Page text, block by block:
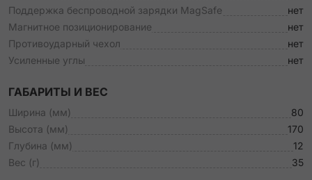
Поддержка беспроводной зарядки MagSafe
нет
Магнитное позиционирование
нет
Противоударный чехол
нет
Усиленные углы
нет
ГАБАРИТЫ И ВЕС
Ширина (мм)
80
Высота (мм)
170
Глубина (мм)
12
Вес (г)
35